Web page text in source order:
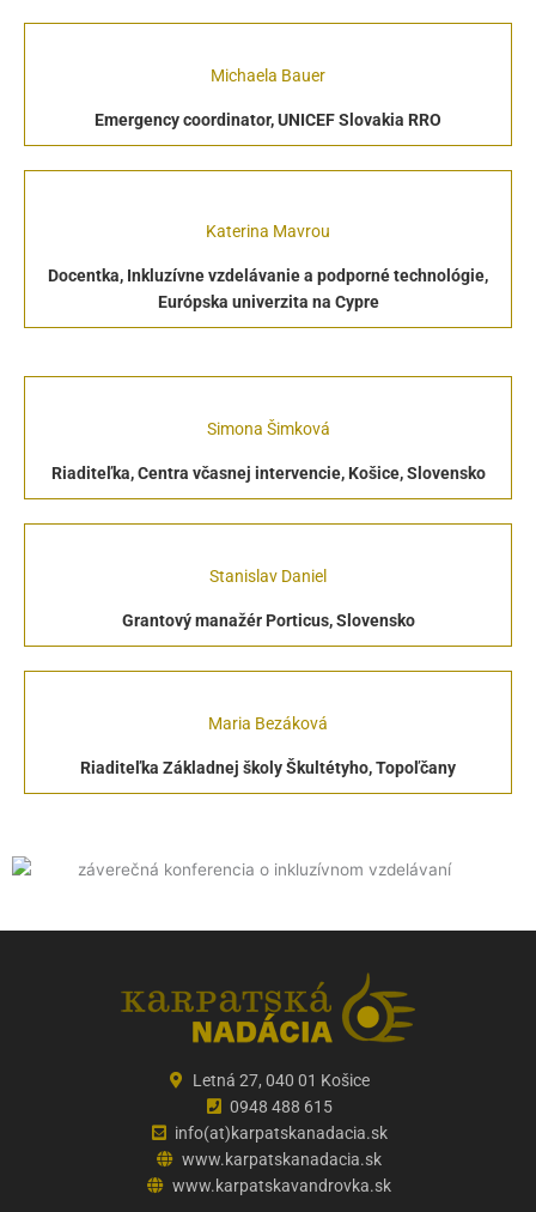
Michaela Bauer
Emergency coordinator, UNICEF Slovakia RRO
Katerina Mavrou
Docentka, Inkluzívne vzdelávanie a podporné technológie,
Európska univerzita na Cypre
Simona Šimková
Riaditeľka, Centra včasnej intervencie, Košice, Slovensko
Stanislav Daniel
Grantový manažér Porticus, Slovensko
Maria Bezáková
Riaditeľka Základnej školy Škultétyho, Topoľčany
Letná 27, 040 01 Košice
0948 488 615
info(at)karpatskanadacia.sk
www.karpatskanadacia.sk
www.karpatskavandrovka.sk